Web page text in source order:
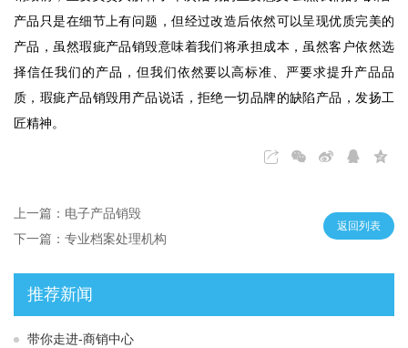
产品只是在细节上有问题，但经过改造后依然可以呈现优质完美的
产品，虽然瑕疵产品销毁意味着我们将承担成本，虽然客户依然选
择信任我们的产品，但我们依然要以高标准、严要求提升产品品
质，瑕疵产品销毁用产品说话，拒绝一切品牌的缺陷产品，发扬工
匠精神。
上一篇：电子产品销毁
下一篇：专业档案处理机构
返回列表
推荐新闻
带你走进-商销中心